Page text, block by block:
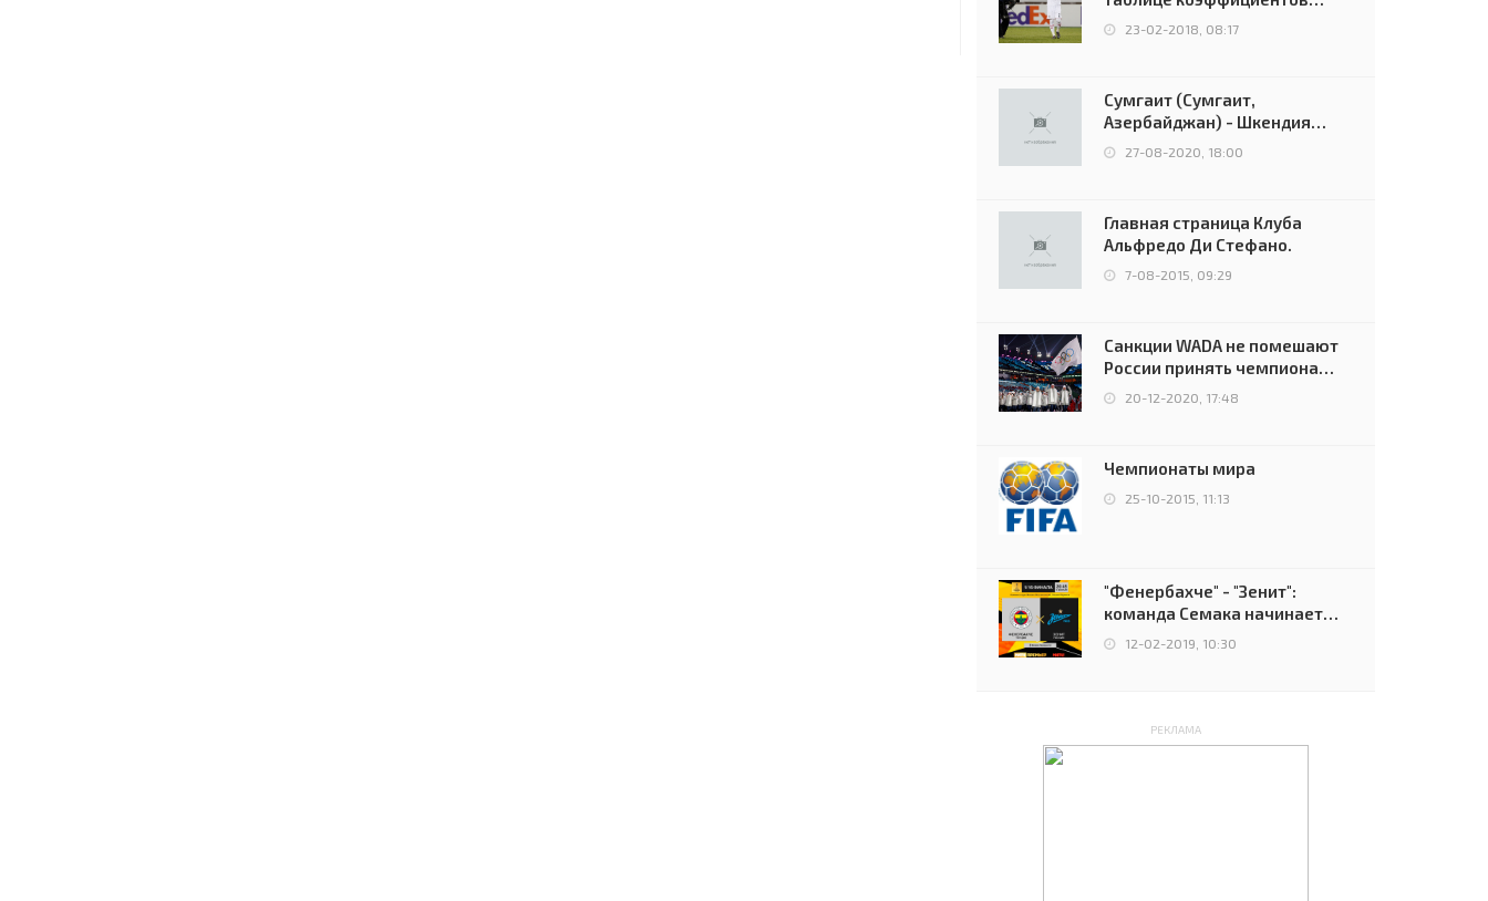
УЕФА остаётся за Россией
23-02-2018, 08:17
Сумгаит (Сумгаит,
Азербайджан) - Шкендия
(Тетово, Северная
Македония) - 0:2 (0:0)
27-08-2020, 18:00
Главная страница Клуба
Альфредо Ди Стефано.
7-08-2015, 09:29
Санкции WADA не помешают
России принять чемпионат
Европы и финал Лиги
чемпионов.
20-12-2020, 17:48
Чемпионаты мира
25-10-2015, 11:13
"Фенербахче" - "Зенит":
команда Семака начинает
путь в плей-офф Лиги
12-02-2019, 10:30
РЕКЛАМА